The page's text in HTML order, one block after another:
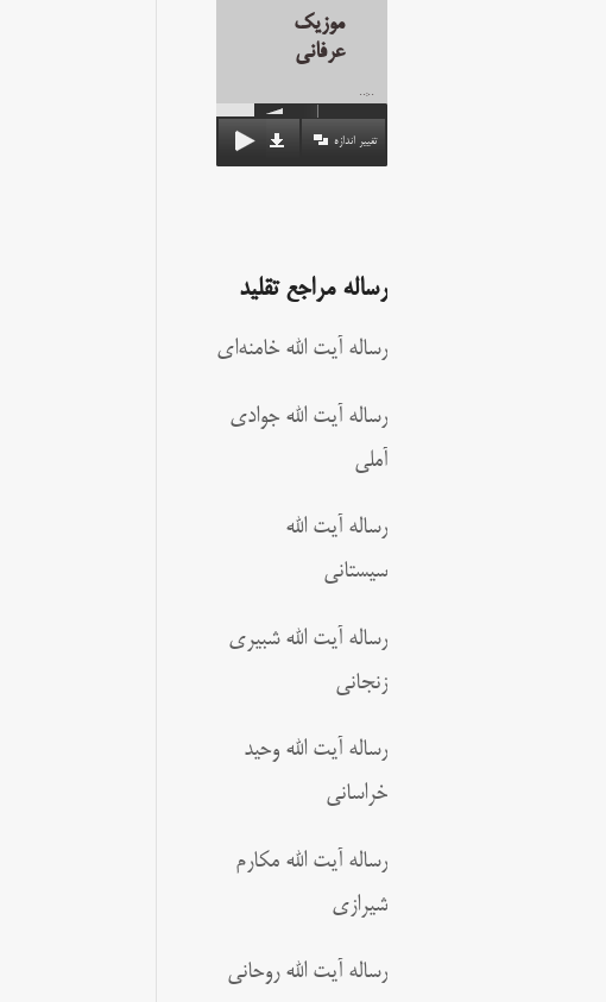
موزیک
عرفانی
00:00
تغییر اندازه
رساله مراجع تقلید
رساله آیت الله خامنه‌ای
رساله آیت الله جوادی
آملی
رساله آیت الله
سیستانی
رساله آیت الله شبیری
زنجانی
رساله آیت الله وحید
خراسانی
رساله آیت الله مکارم
شیرازی
رساله آیت الله روحانی